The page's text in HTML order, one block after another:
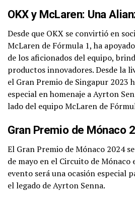
OKX y McLaren: Una
Desde que OKX se convirtió en
McLaren de Fórmula 1, ha
de los aficionados del equipo,
productos innovadores. Desde la
el Gran Premio de Singapur 2023
especial en homenaje a Ayrton
lado del equipo McLaren de
Gran Premio de Mónaco
El Gran Premio de Mónaco 2024
de mayo en el Circuito de Mónaco
evento será una ocasión especial
el legado de Ayrton Senna.